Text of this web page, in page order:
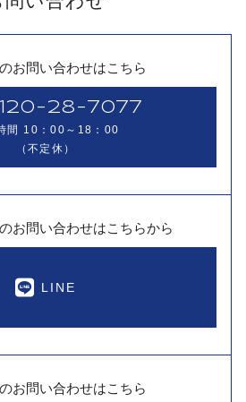
お問い合わせはこちら
28-7077
間 10：00～18：00
（不定休）
お問い合わせはこちらから
LINE
お問い合わせはこちら